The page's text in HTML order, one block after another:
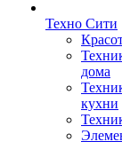
Техно Сити
дома
кухни